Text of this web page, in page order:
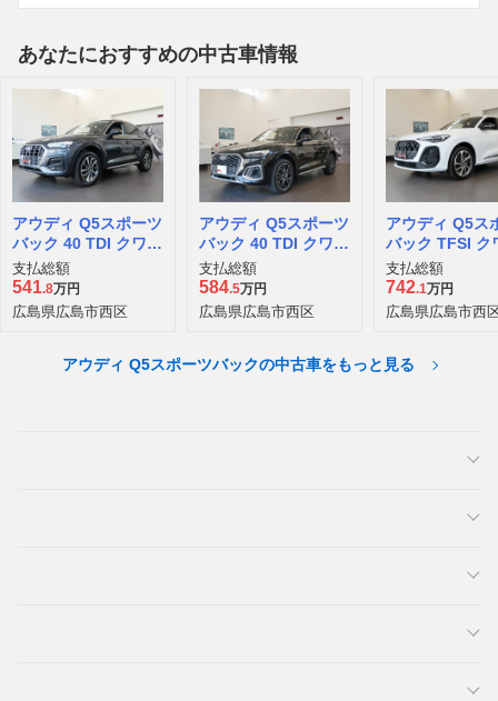
あなたにおすすめの中古車情報
アウディ Q5スポーツ
バック 40 TDI クワト
ロ アドバンスト ディ
ーゼルターボ 4WD
支払総額
541.8万円
広島県広島市西区
アウディ Q5スポーツ
バック 40 TDI クワト
ロ Sライン ディーゼ
ルターボ 4WD
支払総額
584.5万円
広島県広島市西区
アウディ Q5ス
バック TFSI ク
ロ 150kW アド
スト Sラインパ
ージ 4WD
支払総額
742.1万円
広島県広島市西
アウディ Q5スポーツバックの中古車をもっと見る